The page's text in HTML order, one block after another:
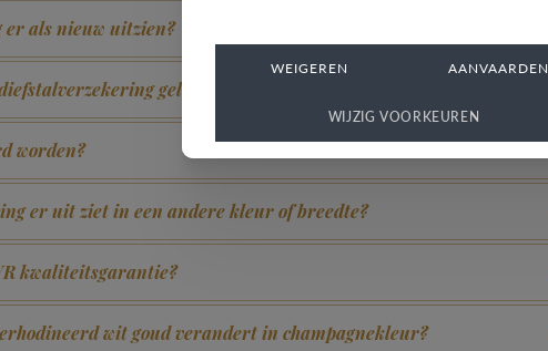
als nieuw uitzien?
geldig?
worden?
er uit ziet in een andere kleur of breedte?
kwaliteitsgarantie?
wit goud verandert in champagnekleur?
WEIGEREN AANVAARDEN
WIJZIG VOORKEUREN